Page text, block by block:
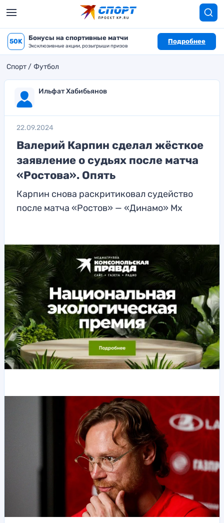
50K Бонусы на спортивные матчи
Эксклюзивные акции, розыгрыши призов
Подробнее
Спорт Футбол
Ильфат Хабибьянов
22.09.2024
Валерий Карпин сделал жёсткое
заявление о судьях после матча
«Ростова». Опять
Карпин снова раскритиковал судейство
после матча «Ростов» — «Динамо» Мх